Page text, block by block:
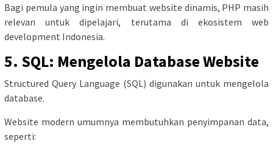
Bagi pemula yang ingin membuat website dinamis, PHP masih
relevan untuk dipelajari, terutama di ekosistem web
development Indonesia.
5. SQL: Mengelola Database Website
Structured Query Language (SQL) digunakan untuk mengelola
database.
Website modern umumnya membutuhkan penyimpanan data,
seperti: